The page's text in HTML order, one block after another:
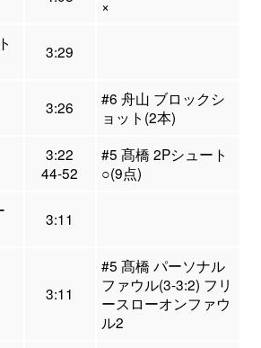
×
3:29
3:26
#6 舟山 ブロックシ
ョット(2本)
3:22
44-52
#5 髙橋 2Pシュート
○(9点)
3:11
3:11
#5 髙橋 パーソナル
ファウル(3-3:2) フリ
ースローオンファウ
ル2